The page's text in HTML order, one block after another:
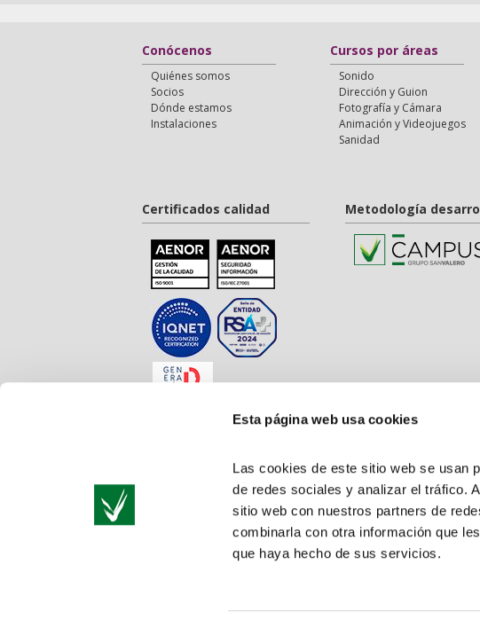
Esta página web usa cookies
Las cookies de este sitio web se usan
de redes sociales y analizar el tráfico.
sitio web con nuestros partners de
combinarla con otra información que
que haya hecho de sus servicios.
Conócenos
Quiénes somos
Socios
Dónde estamos
Instalaciones
Cursos por áreas
Sonido
Dirección y Guion
Fotografía y Cámara
Animación y Videojuegos
Sanidad
Certificados calidad Metodología